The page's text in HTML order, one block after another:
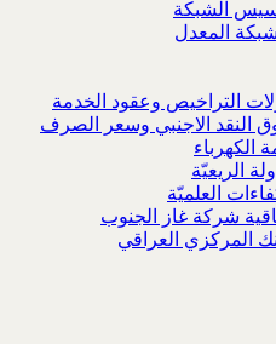
الشبكة
المعدل
التراخيص وعقود الخدمة
النقد الاجنبي وسعر الصرف
الكهرباء
الريعيّة
العلميّة
شركة غاز الجنوب
المركزي العراقي